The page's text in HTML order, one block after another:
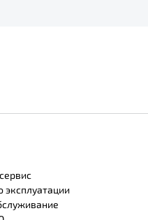
эксплуатации